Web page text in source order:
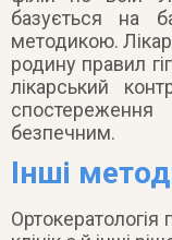
базується на
методикою.
родину правил
лікарський
безпечним.
Інші
Ортокератологія